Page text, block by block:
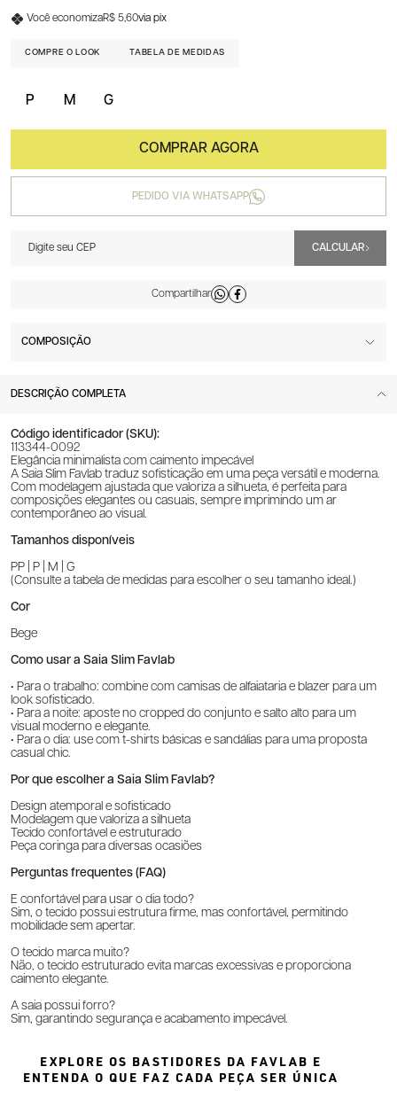
Você economizaR$ 5,60via pix
COMPRE O LOOK TABELA DE MEDIDAS
P M G
PEDIDO VIA WHATSAPP
COMPOSIÇÃO
DESCRIÇÃO COMPLETA
Código identificador (SKU):
113344-0092
Elegância minimalista com caimento impecável
A Saia Slim Favlab traduz sofisticação em uma peça versátil e moderna.
Com modelagem ajustada que valoriza a silhueta, é perfeita para
composições elegantes ou casuais, sempre imprimindo um ar
contemporâneo ao visual.
Tamanhos disponíveis
PP | P | M | G
(Consulte a tabela de medidas para escolher o seu tamanho ideal.)
Cor
Bege
Como usar a Saia Slim Favlab
• Para o trabalho: combine com camisas de alfaiataria e blazer para um
look sofisticado.
• Para a noite: aposte no cropped do conjunto e salto alto para um
visual moderno e elegante.
• Para o dia: use com t-shirts básicas e sandálias para uma proposta
casual chic.
Por que escolher a Saia Slim Favlab?
Design atemporal e sofisticado
Modelagem que valoriza a silhueta
Tecido confortável e estruturado
Peça coringa para diversas ocasiões
Perguntas frequentes (FAQ)
É confortável para usar o dia todo?
Sim, o tecido possui estrutura firme, mas confortável, permitindo
mobilidade sem apertar.
O tecido marca muito?
Não, o tecido estruturado evita marcas excessivas e proporciona
caimento elegante.
A saia possui forro?
Sim, garantindo segurança e acabamento impecável.
EXPLORE OS BASTIDORES DA FAVLAB E
ENTENDA O QUE FAZ CADA PEÇA SER ÚNICA